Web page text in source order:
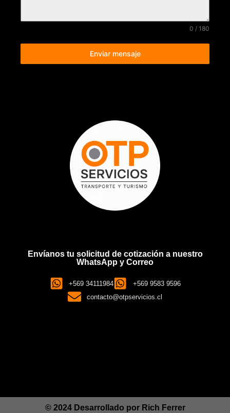
0 / 180
Enviar mensaje
Envíanos tu solicitud de cotización a nuestro
WhatsApp y Correo
+569 34111984
+569 9583 9596
contacto@otpservicios.cl
© 2024 Desarrollado por Rich Ferrer